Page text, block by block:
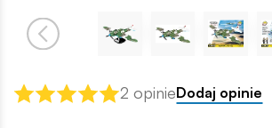
2 opinieDodaj opinie